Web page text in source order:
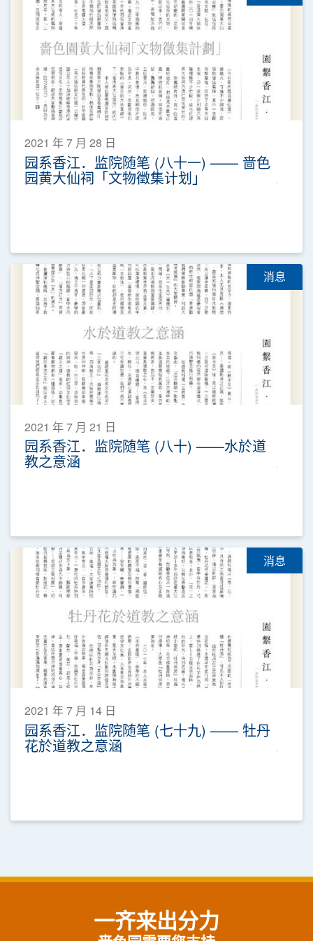
2021 年 7 月 28 日
园系香江．监院随笔 (八十一) —— 啬色
园黄大仙祠「文物徵集计划」
消息
2021 年 7 月 21 日
园系香江．监院随笔 (八十) ——水於道
教之意涵
消息
2021 年 7 月 14 日
园系香江．监院随笔 (七十九) —— 牡丹
花於道教之意涵
一齐来出分力